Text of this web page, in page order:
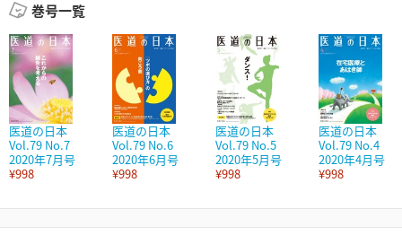
巻号一覧
医道の日本
Vol.79 No.7
2020年7月号
¥998
医道の日本
Vol.79 No.6
2020年6月号
¥998
医道の日本
Vol.79 No.5
2020年5月号
¥998
医道の日本
Vol.79 No.4
2020年4月号
¥998